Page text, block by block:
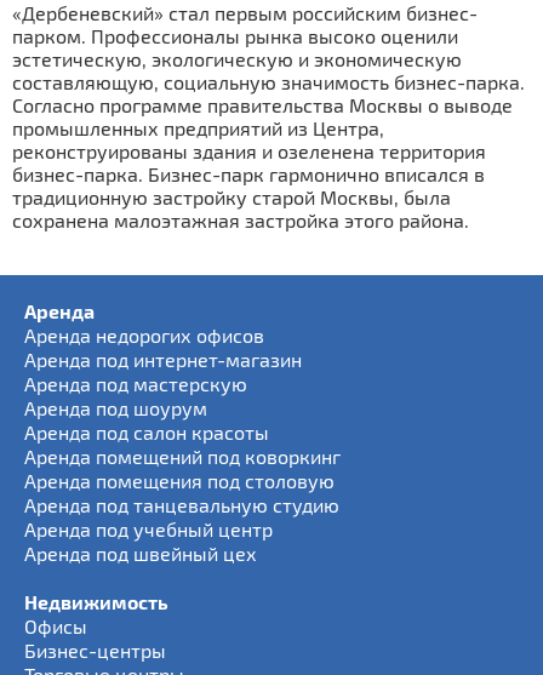
«Дербеневский» стал первым российским бизнес-
парком. Профессионалы рынка высоко оценили
эстетическую, экологическую и экономическую
составляющую, социальную значимость бизнес-парка.
Согласно программе правительства Москвы о выводе
промышленных предприятий из Центра,
реконструированы здания и озеленена территория
бизнес-парка. Бизнес-парк гармонично вписался в
традиционную застройку старой Москвы, была
сохранена малоэтажная застройка этого района.
Аренда
Аренда недорогих офисов
Аренда под интернет-магазин
Аренда под мастерскую
Аренда под шоурум
Аренда под салон красоты
Аренда помещений под коворкинг
Аренда помещения под столовую
Аренда под танцевальную студию
Аренда под учебный центр
Аренда под швейный цех
Недвижимость
Офисы
Бизнес-центры